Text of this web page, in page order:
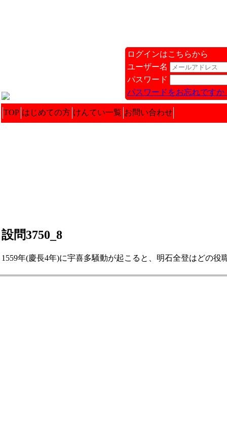
ログインはこちらから
ユーザー名
パスワード
パスワードをお忘れですか
TOP はじめての方 けんてい一覧 お問い合わせ
設問3750_8
1559年(慶長4年)に宇喜多騒動が起こると、明石全登はどの役